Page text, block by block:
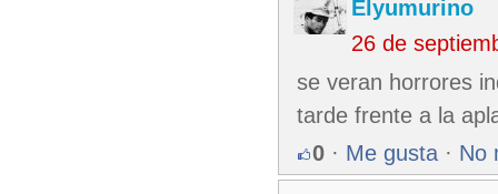
Elyumurino
26 de
se veran horrores
tarde frente a la
0 · Me gusta · No